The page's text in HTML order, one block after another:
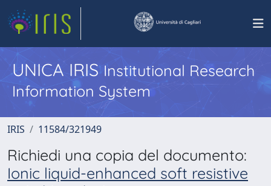
UNICA IRISInstitutional Research
Information System
IRIS 11584/321949
Richiedi una copia del documento:
Ionic liquid-enhanced soft resistive